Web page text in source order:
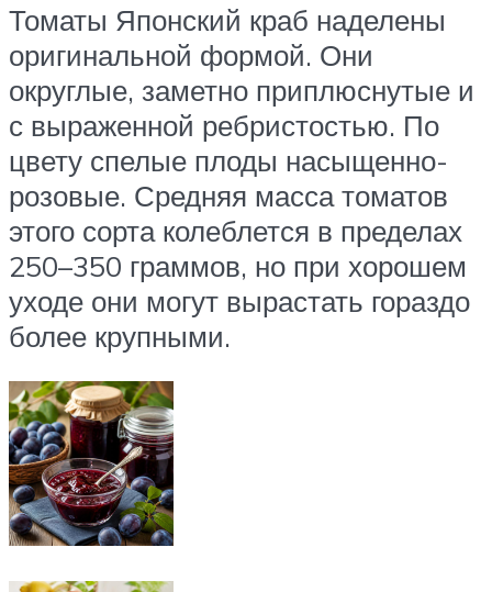
Томаты Японский краб наделены
оригинальной формой. Они
округлые, заметно приплюснутые и
с выраженной ребристостью. По
цвету спелые плоды насыщенно-
розовые. Средняя масса томатов
этого сорта колеблется в пределах
250–350 граммов, но при хорошем
уходе они могут вырастать гораздо
более крупными.